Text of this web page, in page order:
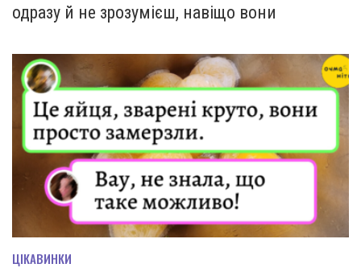
одразу й не зрозумієш, навіщо вони
ЦІКАВИНКИ